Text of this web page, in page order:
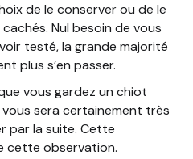
de le conserver ou de le
Nul besoin de vous
testé, la grande majorité
plus s’en passer.
vous gardez un chiot
sera certainement très
par la suite. Cette
cette observation.